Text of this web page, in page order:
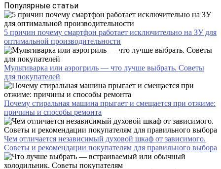
Популярные статьи
5 причин почему смартфон работает исключительно на ЗУ для
оптимальной производительности
Мультиварка или аэрогриль — что лучше выбрать. Советы
для покупателей
Почему стиральная машина прыгает и смещается при отжиме:
причины и способы ремонта
Чем отличается независимый духовой шкаф от зависимого.
Советы и рекомендации покупателям для правильного выбора